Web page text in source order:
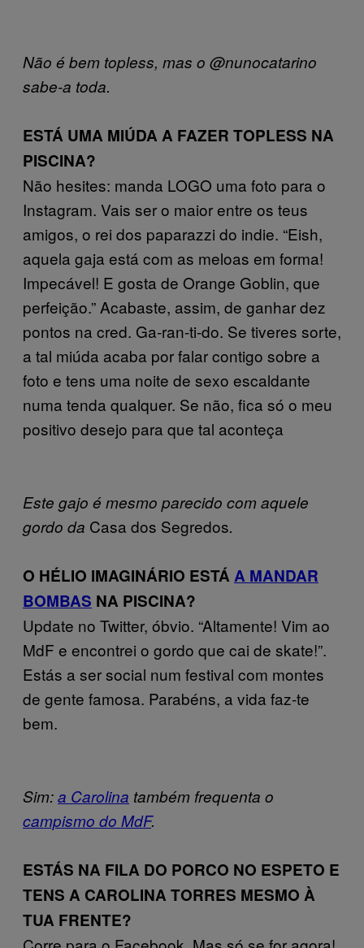
Não é bem topless, mas o @nunocatarino
sabe-a toda.
ESTÁ UMA MIÚDA A FAZER TOPLESS NA
PISCINA?
Não hesites: manda LOGO uma foto para o
Instagram. Vais ser o maior entre os teus
amigos, o rei dos paparazzi do indie. “Eish,
aquela gaja está com as meloas em forma!
Impecável! E gosta de Orange Goblin, que
perfeição.” Acabaste, assim, de ganhar dez
pontos na cred. Ga-ran-ti-do. Se tiveres sorte,
a tal miúda acaba por falar contigo sobre a
foto e tens uma noite de sexo escaldante
numa tenda qualquer. Se não, fica só o meu
positivo desejo para que tal aconteça
Este gajo é mesmo parecido com aquele
gordo da Casa dos Segredos.
O HÉLIO IMAGINÁRIO ESTÁ A MANDAR
BOMBAS NA PISCINA?
Update no Twitter, óbvio. “Altamente! Vim ao
MdF e encontrei o gordo que cai de skate!”.
Estás a ser social num festival com montes
de gente famosa. Parabéns, a vida faz-te
bem.
Sim:a Carolina também frequenta o
campismo do MdF.
ESTÁS NA FILA DO PORCO NO ESPETO E
TENS A CAROLINA TORRES MESMO À
TUA FRENTE?